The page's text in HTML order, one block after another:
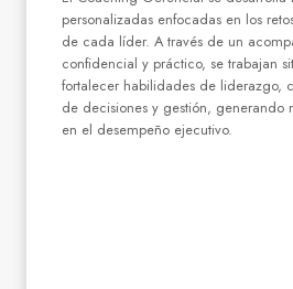
personalizadas enfocadas en los
de cada líder. A través de un
confidencial y práctico, se trabajan
fortalecer habilidades de liderazgo,
de decisiones y gestión, generando
en el desempeño ejecutivo.